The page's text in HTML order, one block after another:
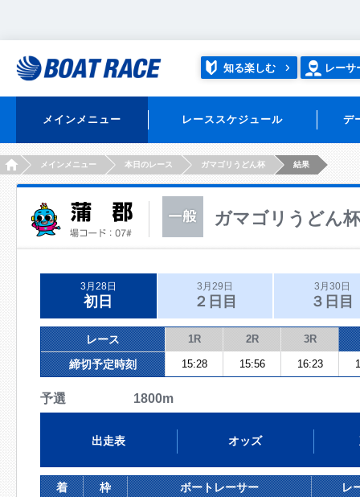
知る楽しむ レーサ
メインメニュー レーススケジュール デ
HOMEメインメニュー 本日のレース ガマゴリうどん杯 結果
ガマゴリうどん杯
3月28日
初日
3月29日
２日目
3月30日
３日目
レース 1R 2R 3R
締切予定時刻 15:28 15:56 16:23
予選 1800m
出走表 オッズ
着 枠 ボートレーサー レ